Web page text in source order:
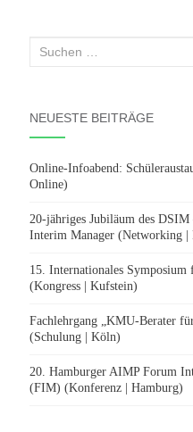
Suchen
NEUESTE BEITRÄGE
Online-Infoabend:
Online)
20-jähriges Jubiläum des
Interim Manager (Networking |
15. Internationales
(Kongress | Kufstein)
Fachlehrgang „KMU-Berater
(Schulung | Köln)
20. Hamburger AIMP Forum
(FIM) (Konferenz | Hamburg)